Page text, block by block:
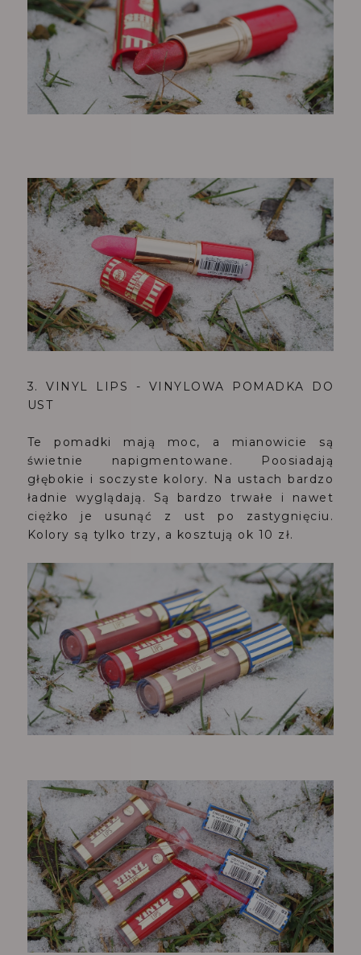
3. VINYL LIPS - VINYLOWA POMADKA DO
UST
Te pomadki mają moc, a mianowicie są
świetnie napigmentowane. Poosiadają
głębokie i soczyste kolory. Na ustach bardzo
ładnie wyglądają. Są bardzo trwałe i nawet
ciężko je usunąć z ust po zastygnięciu.
Kolory są tylko trzy, a kosztują ok 10 zł.